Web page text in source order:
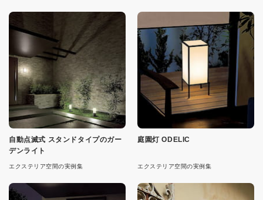
自動点滅式 スタンドタイプのガー
デンライト
エクステリア空間の実例集
庭園灯 ODELIC
エクステリア空間の実例集